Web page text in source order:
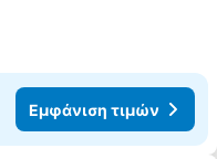
Εμφάνιση τιμών